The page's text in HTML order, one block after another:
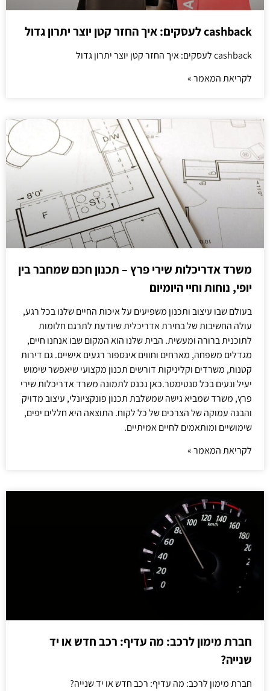
cashback לעסקים: איך החזר קטן יוצר יתרון גדול
cashback לעסקים: איך החזר קטן יוצר יתרון גדול
לקריאת המאמר »
משרד אדריכלות שירי פרץ – תכנון חכם שמחבר בין
יופי, נוחות וחיי היומיום
בעולם שבו עיצוב ותכנון משפיעים על איכות החיים שלנו בכל רגע,
עולה החשיבות של בחירת אדריכלית שיודעת לתרגם חלומות
לתוכנית ברורה ומעשית. הבית שלנו הוא המקום שבו אנחנו חיים,
מגדלים משפחה, מארחים וחווים אינספור רגעים אישיים. גם דירות
קטנות, משרדים וקליניקות דורשים תכנון מקצועי שיאפשר שימוש
יעיל ונעים בכל סנטימטר.כאן נכנס לתמונה משרד אדריכלות שירי
פרץ, משרד שמביא גישה שמשלבת תכנון פונקציונלי, עיצוב מדויק
והבנה עמוקה של הצרכים של כל לקוח. התוצאה היא חללים יפים,
שימושיים ומותאמים לחיים אמיתיים.
לקריאת המאמר »
חברת מימון לרכב: מה עדיף: רכב חדש או יד
שנייה?
חברת מימון לרכב: מה עדיף: רכב חדש או יד שנייה?